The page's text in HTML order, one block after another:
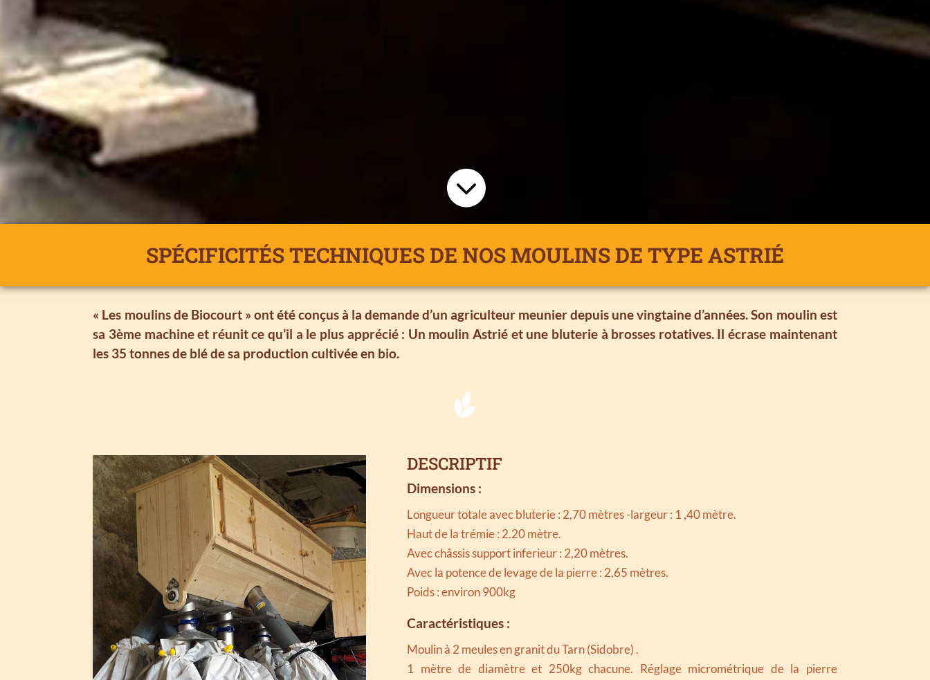

SPÉCIFICITÉS TECHNIQUES DE NOS MOULINS DE TYPE ASTRIÉ
« Les moulins de Biocourt » ont été conçus à la demande d’un agriculteur meunier depuis une vingtaine d’années. Son moulin est
sa 3ème machine et réunit ce qu’il a le plus apprécié : Un moulin Astrié et une bluterie à brosses rotatives. Il écrase maintenant
les 35 tonnes de blé de sa production cultivée en bio.
DESCRIPTIF
Dimensions :
Longueur totale avec bluterie : 2,70 mètres -largeur : 1 ,40 mètre.
Haut de la trémie : 2.20 mètre.
Avec châssis support inferieur : 2,20 mètres.
Avec la potence de levage de la pierre : 2,65 mètres.
Poids : environ 900kg
Caractéristiques :
Moulin à 2 meules en granit du Tarn (Sidobre) .
1 mètre de diamètre et 250kg chacune. Réglage micrométrique de la pierre